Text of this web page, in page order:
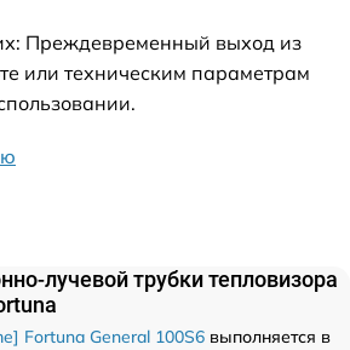
Преждевременный выход из
или техническим параметрам
лучевой трубки тепловизора
Fortuna General 100S6 выполняется в